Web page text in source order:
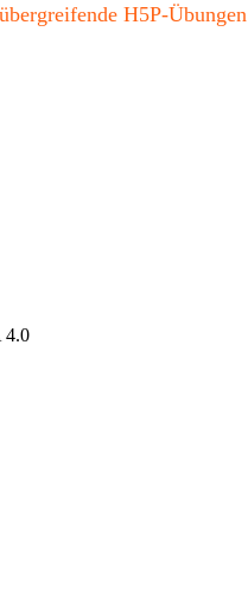
H5P-Übungen
4.0